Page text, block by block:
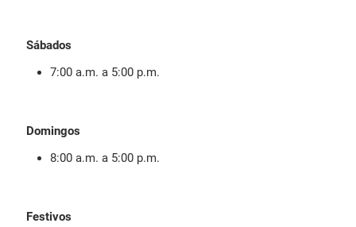
Sábados
7:00 a.m. a 5:00 p.m.
Domingos
8:00 a.m. a 5:00 p.m.
Festivos